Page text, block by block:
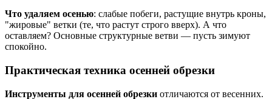
Что удаляем осенью: слабые побеги, растущие внутрь кроны,
"жировые" ветки (те, что растут строго вверх). А что
оставляем? Основные структурные ветви — пусть зимуют
спокойно.
Практическая техника осенней обрезки
Инструменты для осенней обрезки отличаются от весенних.